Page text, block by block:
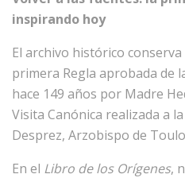
inspirando hoy
El archivo histórico
primera Regla aprobada de
hace 149 años por Madre
Visita Canónica realizada a
Desprez, Arzobispo de
En el Libro de los Orígenes,